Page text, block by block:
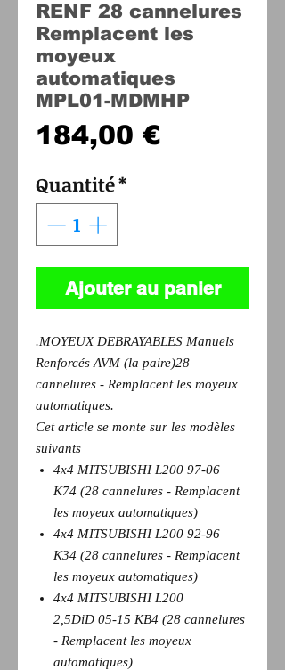
RENF 28 cannelures
Remplacent les
moyeux
automatiques
MPL01-MDMHP
184,00 €Prix
Quantité*
Ajouter au panier
.MOYEUX DEBRAYABLES Manuels
Renforcés AVM (la paire)28
cannelures - Remplacent les moyeux
automatiques.
Cet article se monte sur les modèles
suivants
4x4 MITSUBISHI L200 97-06
K74 (28 cannelures - Remplacent
les moyeux automatiques)
4x4 MITSUBISHI L200 92-96
K34 (28 cannelures - Remplacent
les moyeux automatiques)
4x4 MITSUBISHI L200
2,5DiD 05-15 KB4 (28 cannelures
- Remplacent les moyeux
automatiques)